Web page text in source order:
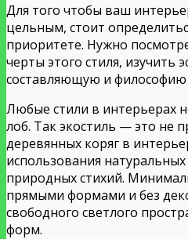
Для того чтобы ваш
цельным, стоит
приоритете. Нужно
черты этого стиля, изучить
составляющую и философию
Любые стили в интерьерах
лоб. Так экостиль — это не
деревянных коряг в
использования
природных стихий.
прямыми формами и без
свободного светлого
форм.